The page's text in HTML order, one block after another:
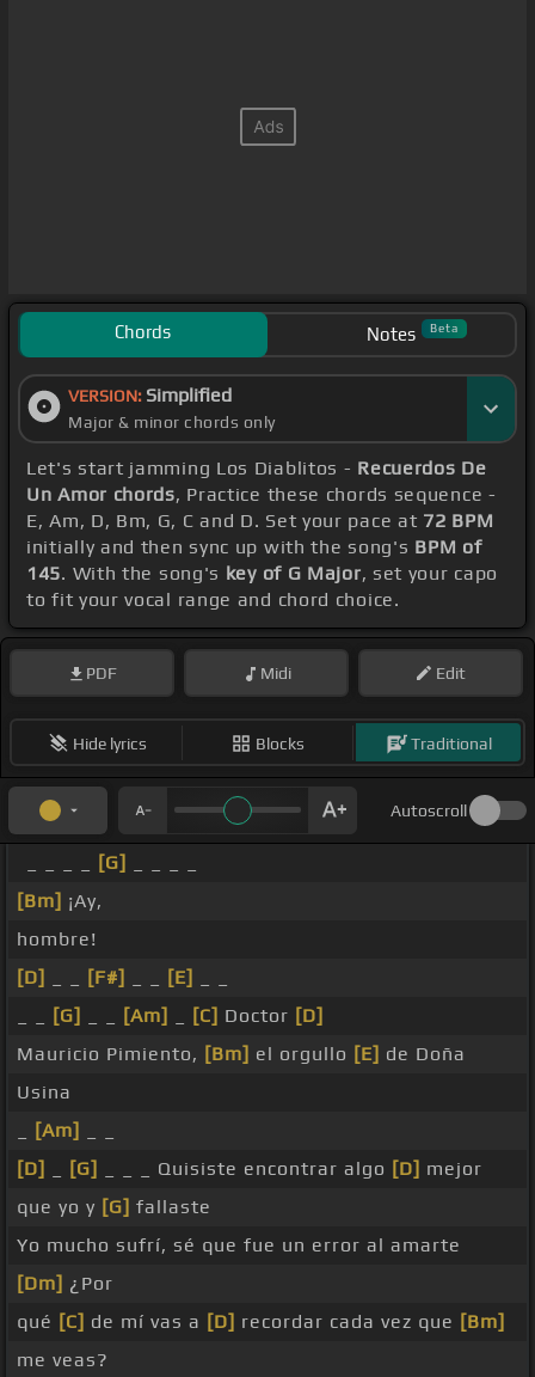
Chords Notes Beta
VERSION: Simplified
Major & minor chords only
Let's start jamming Los Diablitos - Recuerdos De
Un Amor chords, Practice these chords sequence -
E, Am, D, Bm, G, C and D. Set your pace at 72 BPM
initially and then sync up with the song's BPM of
145. With the song's key of G Major, set your capo
to fit your vocal range and chord choice.
PDF Midi Edit
Hide lyrics Blocks Traditional
Autoscroll
[G]
[Bm] ¡Ay,
hombre!
[D]
[F#] [E]
[G] [Am] [C] Doctor [D]
Mauricio Pimiento, [Bm] el orgullo [E] de Doña
Usina
[Am]
[D]
[G] _ _ _ Quisiste encontrar algo [D] mejor
que yo y [G] fallaste
Yo mucho sufrí, sé que fue un error al amarte
[Dm] ¿Por
qué [C] de mí vas a [D] recordar cada vez que [Bm]
me veas?